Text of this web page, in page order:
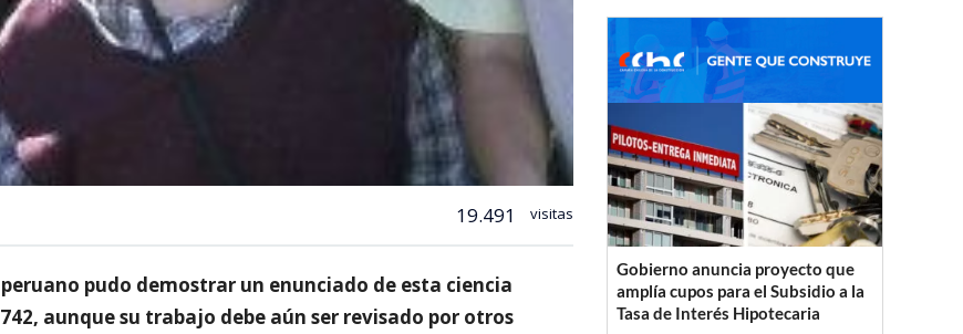
19.491 visitas
pudo demostrar un enunciado de esta ciencia
aunque su trabajo debe aún ser revisado por otros
Gobierno anuncia proyecto que
amplía cupos para el Subsidio a la
Tasa de Interés Hipotecaria